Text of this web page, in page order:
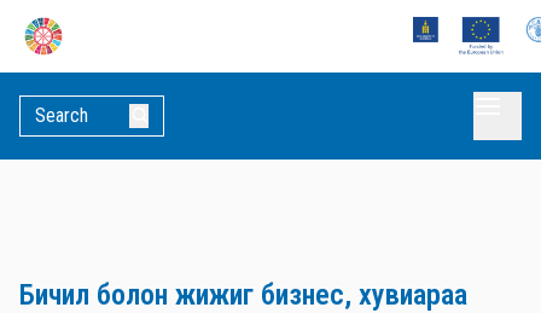
Бичил болон жижиг бизнес, хувиараа